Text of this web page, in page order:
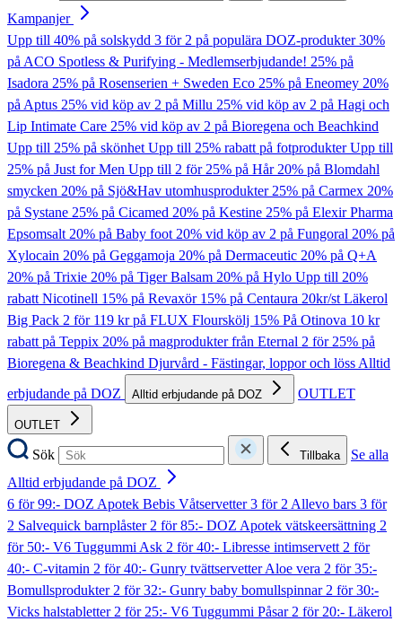
Kampanjer
Upp till 40% på solskydd 3 för 2 på populära DOZ-produkter30%
på ACO Spotless & Purifying - Medlemserbjudande! 25% på
Isadora 25% på Rosenserien + Sweden Eco 25% på Eneomey 20%
på Aptus 25% vid köp av 2 på Millu 25% vid köp av 2 på Hagi och
Lip Intimate Care 25% vid köp av 2 på Bioregena och Beachkind
Upp till 25% på skönhetUpp till 25% rabatt på fotprodukterUpp till
25% på Just for Men Upp till 2 för 25% på Hår20% på Blomdahl
smycken 20% på Sjö&Hav utomhusprodukter25% på Carmex 20%
på Systane 25% på Cicamed 20% på Kestine 25% på Elexir Pharma
Epsomsalt20% på Baby foot20% vid köp av 2 på Fungoral 20% på
Xylocain 20% på Geggamoja 20% på Dermaceutic 20% på Q+A
20% på Trixie 20% på Tiger Balsam 20% på Hylo Upp till 20%
rabatt Nicotinell 15% på Revaxör 15% på Centaura 20kr/st Läkerol
Big Pack 2 för 119 kr på FLUX Flourskölj 15% På Otinova 10 kr
rabatt på Teppix 20% på magprodukter från Eternal 2 för 25% på
Bioregena & Beachkind Djurvård - Fästingar, loppor och lössAlltid
erbjudande på DOZ
Alltid erbjudande på DOZ OUTLET
OUTLET
Sök Tillbaka
Se alla
Alltid erbjudande på DOZ
6 för 99:- DOZ Apotek Bebis Våtservetter3 för 2 Allevo bars 3 för
2 Salvequick barnplåster2 för 85:- DOZ Apotek vätskeersättning 2
för 50:- V6 Tuggummi Ask 2 för 40:- Libresse intimservett2 för
40:- C-vitamin 2 för 40:- Gunry tvättservetter Aloe vera 2 för 35:-
Bomullsprodukter2 för 32:- Gunry baby bomullspinnar2 för 30:-
Vicks halstabletter2 för 25:- V6 Tuggummi Påsar2 för 20:- Läkerol